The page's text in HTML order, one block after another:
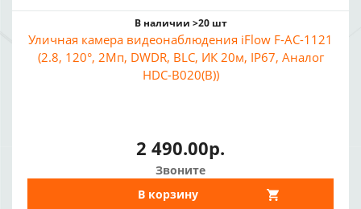
В наличии >20 шт
Уличная камера видеонаблюдения iFlow F-AC-1121
(2.8, 120°, 2Мп, DWDR, BLC, ИК 20м, IP67, Аналог
HDC-B020(B))
2 490.00р.
Звоните
В корзину